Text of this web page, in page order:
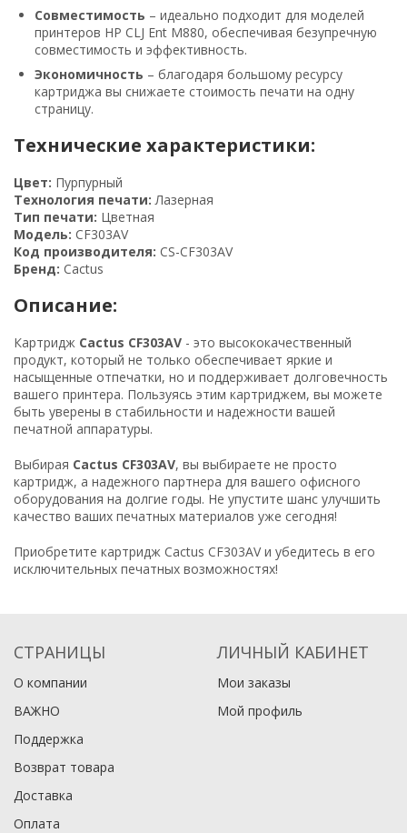
Совместимость – идеально подходит для моделей
принтеров HP CLJ Ent M880, обеспечивая безупречную
совместимость и эффективность.
Экономичность – благодаря большому ресурсу
картриджа вы снижаете стоимость печати на одну
страницу.
Технические характеристики:
Цвет: Пурпурный
Технология печати: Лазерная
Тип печати: Цветная
Модель: CF303AV
Код производителя: CS-CF303AV
Бренд: Cactus
Описание:
Картридж Cactus CF303AV - это высококачественный
продукт, который не только обеспечивает яркие и
насыщенные отпечатки, но и поддерживает долговечность
вашего принтера. Пользуясь этим картриджем, вы можете
быть уверены в стабильности и надежности вашей
печатной аппаратуры.
Выбирая Cactus CF303AV, вы выбираете не просто
картридж, а надежного партнера для вашего офисного
оборудования на долгие годы. Не упустите шанс улучшить
качество ваших печатных материалов уже сегодня!
Приобретите картридж Cactus CF303AV и убедитесь в его
исключительных печатных возможностях!
СТРАНИЦЫ
О компании
ВАЖНО
Поддержка
Возврат товара
Доставка
Оплата
ЛИЧНЫЙ КАБИНЕТ
Мои заказы
Мой профиль